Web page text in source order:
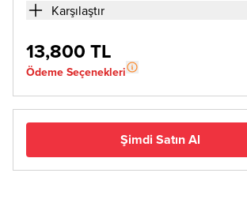
Karşılaştır
13,800 TL
Ödeme Seçenekleri
Şimdi Satın Al